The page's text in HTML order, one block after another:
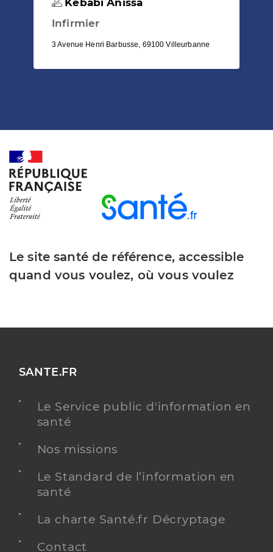
Infirmier
3 Avenue Henri Barbusse, 69100 Villeurbanne
Le site santé de référence, accessible
quand vous voulez, où vous voulez
SANTE.FR
Le Service public d'information en
santé
Nos missions
Le Standard de l’information en
santé
La charte Santé.fr Décryptage
Contact